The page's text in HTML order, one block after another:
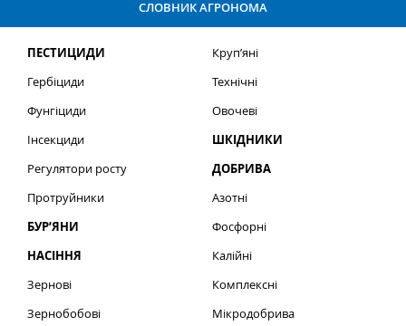
СЛОВНИК АГРОНОМА
ПЕСТИЦИДИ
Гербіциди
Фунгіциди
Інсекциди
Регулятори росту
Протруйники
БУР’ЯНИ
НАСІННЯ
Зернові
Зернобобові
Круп’яні
Технічні
Овочеві
ШКІДНИКИ
ДОБРИВА
Азотні
Фосфорні
Калійні
Комплексні
Мікродобрива